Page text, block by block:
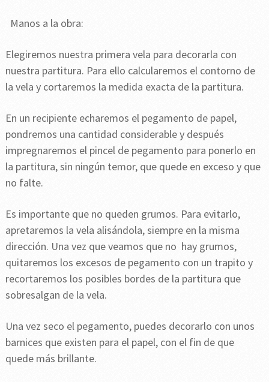
Manos a la obra:
Elegiremos nuestra primera vela para decorarla con
nuestra partitura. Para ello calcularemos el contorno de
la vela y cortaremos la medida exacta de la partitura.
En un recipiente echaremos el pegamento de papel,
pondremos una cantidad considerable y después
impregnaremos el pincel de pegamento para ponerlo en
la partitura, sin ningún temor, que quede en exceso y que
no falte.
Es importante que no queden grumos. Para evitarlo,
apretaremos la vela alisándola, siempre en la misma
dirección. Una vez que veamos que no hay grumos,
quitaremos los excesos de pegamento con un trapito y
recortaremos los posibles bordes de la partitura que
sobresalgan de la vela.
Una vez seco el pegamento, puedes decorarlo con unos
barnices que existen para el papel, con el fin de que
quede más brillante.